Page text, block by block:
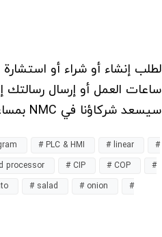
لطلب إنشاء أو شراء أو
ساعات العمل أو إرسال رسالتك
سيسعد شركاؤنا في NMC بمساعدتك.
# PLC & HMI # linear
#
processor # CIP # COP
#
# salad # onion
#